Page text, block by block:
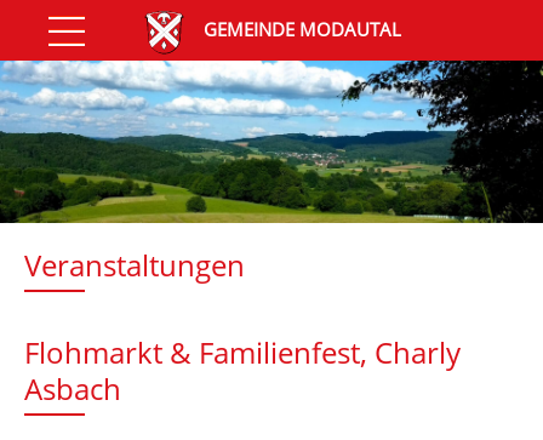
GEMEINDE MODAUTAL
Veranstaltungen
Flohmarkt & Familienfest, Charly
Asbach